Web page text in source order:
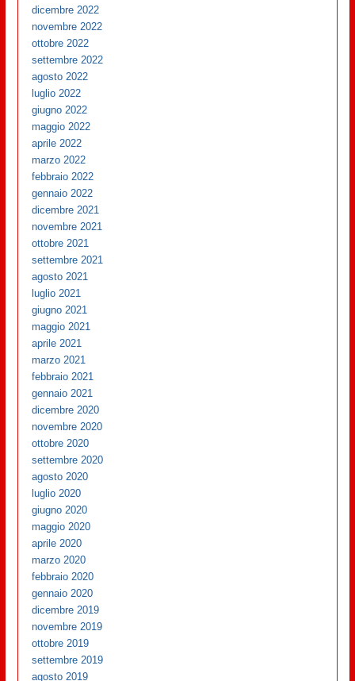
dicembre 2022
novembre 2022
ottobre 2022
settembre 2022
agosto 2022
luglio 2022
giugno 2022
maggio 2022
aprile 2022
marzo 2022
febbraio 2022
gennaio 2022
dicembre 2021
novembre 2021
ottobre 2021
settembre 2021
agosto 2021
luglio 2021
giugno 2021
maggio 2021
aprile 2021
marzo 2021
febbraio 2021
gennaio 2021
dicembre 2020
novembre 2020
ottobre 2020
settembre 2020
agosto 2020
luglio 2020
giugno 2020
maggio 2020
aprile 2020
marzo 2020
febbraio 2020
gennaio 2020
dicembre 2019
novembre 2019
ottobre 2019
settembre 2019
agosto 2019